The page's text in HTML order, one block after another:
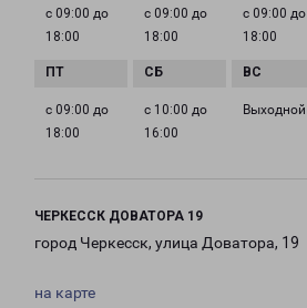
с 09:00 до
18:00
с 09:00 до
18:00
с 09:00 до
18:00
с 09:00 до
18:00
с 10:00 до
16:00
Выходной
ЧЕРКЕССК ДОВАТОРА 19
город Черкесск, улица Доватора, 19
на карте